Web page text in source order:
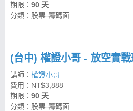
期限： 90 天
分類：股票-籌碼面
(台中) 權證小哥 - 放空實戰
講師： 權證小哥
費用：NT$3,888
期限： 90 天
分類：股票-籌碼面